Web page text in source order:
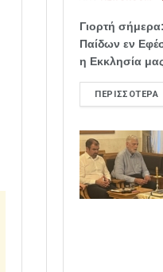
Γιορτή
Παίδων εν
η Εκκλησία
ΠΕΡΙΣΣΌΤΕΡΑ